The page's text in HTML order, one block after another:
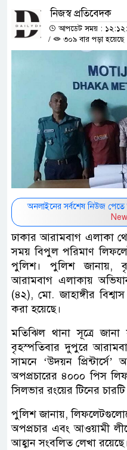
নিজস্ব প্রতিবেদক
আপডেট সময় :
/
৩০৯ বার পড়া হয়েছে
অনলাইনের সর্বশেষ নিউজ
ঢাকার আরামবাগ এলাকা
সময় বিপুল পরিমাণ
পুলিশ। পুলিশ জানায়,
আরামবাগ এলাকায়
(৪২), মো. জাহাঙ্গীর
করা হয়েছে।
মতিঝিল থানা সূত্রে জানা
বৃহস্পতিবার দুপুরে
সামনে ‘উদয়ন প্রিন্টার্সে’
অপপ্রচারের ৪০০০ পিস
সিলভার রংয়ের টিনের
পুলিশ জানায়,
অপপ্রচার এবং আওয়ামী
আহ্বান সংবলিত লেখা রয়েছে।